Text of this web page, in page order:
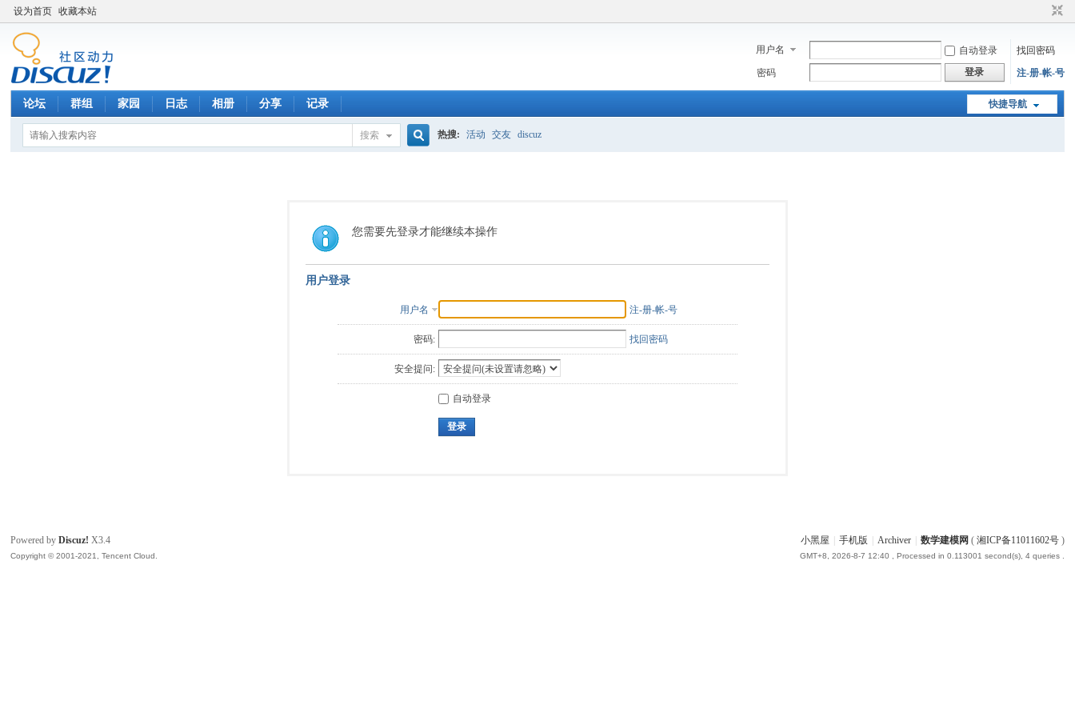
设为首页 收藏本站
用户名 自动登录
找回密码
密码
登录 注-册-帐-号
快捷导航
论坛 群组 家园 日志 相册 分享 记录
搜索
索
热搜: 活动 交友 discuz
您需要先登录才能继续本操作
用户登录
用户名 注-册-帐-号
密码: 找回密码
安全提问:
自动登录
登录
小黑屋 手机版 Archiver 数学建模网 ( 湘ICP备11011602号)
GMT+8, 2026-8-7 12:40 , Processed in 0.113001 second(s), 4 queries .
Powered byDiscuz! X3.4
Copyright © 2001-2021, Tencent Cloud.